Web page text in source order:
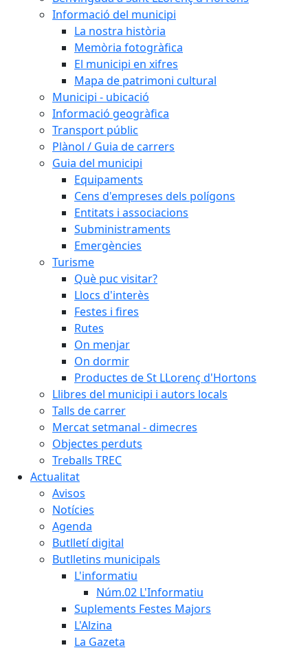
Informació del municipi
La nostra història
Memòria fotogràfica
El municipi en xifres
Mapa de patrimoni cultural
Municipi - ubicació
Informació geogràfica
Transport públic
Plànol / Guia de carrers
Guia del municipi
Equipaments
Cens d'empreses dels polígons
Entitats i associacions
Subministraments
Emergències
Turisme
Què puc visitar?
Llocs d'interès
Festes i fires
Rutes
On menjar
On dormir
Productes de St LLorenç d'Hortons
Llibres del municipi i autors locals
Talls de carrer
Mercat setmanal - dimecres
Objectes perduts
Treballs TREC
Actualitat
Avisos
Notícies
Agenda
Butlletí digital
Butlletins municipals
L'informatiu
Núm.02 L'Informatiu
Suplements Festes Majors
L'Alzina
La Gazeta